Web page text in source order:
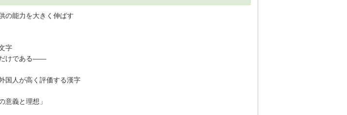
の能力を大きく伸ばす
字
けである――
人が高く評価する漢字
義と理想」